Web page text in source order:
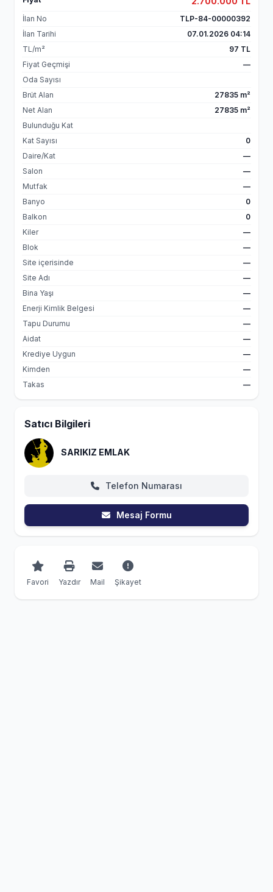
İlan No
TLP-84-00000392
İlan Tarihi
07.01.2026 04:14
TL/m²
97 TL
Fiyat Geçmişi
—
Oda Sayısı
Brüt Alan
27835 m²
Net Alan
27835 m²
Bulunduğu Kat
Kat Sayısı
0
Daire/Kat
—
Salon
—
Mutfak
—
Banyo
0
Balkon
0
Kiler
—
Blok
—
Site içerisinde
—
Site Adı
—
Bina Yaşı
—
Enerji Kimlik Belgesi
—
Tapu Durumu
—
Aidat
—
Krediye Uygun
—
Kimden
—
Takas
—
Satıcı Bilgileri
SARIKIZ EMLAK
Telefon Numarası
Mesaj Formu
Favori Yazdır Mail Şikayet